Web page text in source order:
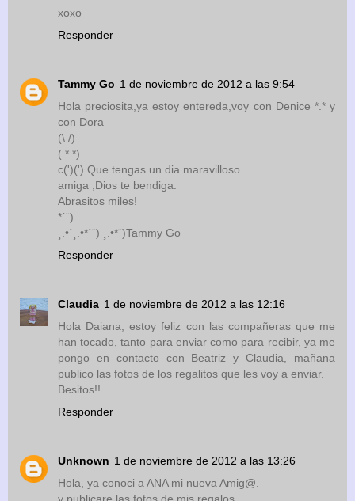
xoxo
Responder
Tammy Go 1 de noviembre de 2012 a las 9:54
Hola preciosita,ya estoy entereda,voy con Denice *.* y
con Dora
(\ /)
( * *)
c(')(') Que tengas un dia maravilloso
amiga ,Dios te bendiga.
Abrasitos miles!
*´¨)
¸.•´¸.•*´¨) ¸.•*¨)Tammy Go
Responder
Claudia 1 de noviembre de 2012 a las 12:16
Hola Daiana, estoy feliz con las compañeras que me
han tocado, tanto para enviar como para recibir, ya me
pongo en contacto con Beatriz y Claudia, mañana
publico las fotos de los regalitos que les voy a enviar.
Besitos!!
Responder
Unknown 1 de noviembre de 2012 a las 13:26
Hola, ya conoci a ANA mi nueva Amig@.
y publicare las fotos de mis regalos..